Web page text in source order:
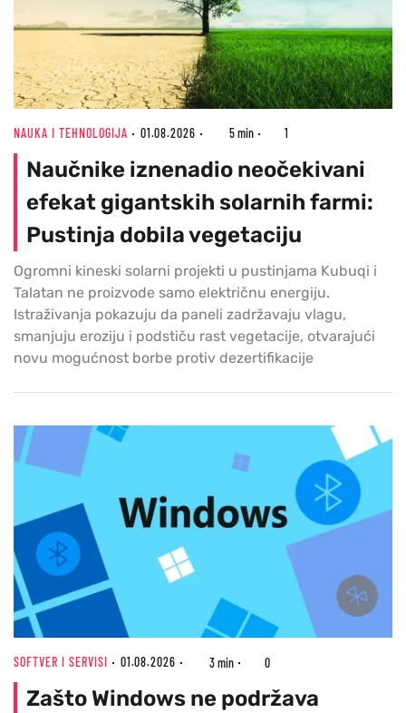
NAUKA I TEHNOLOGIJA 01.08.2026 5 min 1
Naučnike iznenadio neočekivani
efekat gigantskih solarnih farmi:
Pustinja dobila vegetaciju
Ogromni kineski solarni projekti u pustinjama Kubuqi i
Talatan ne proizvode samo električnu energiju.
Istraživanja pokazuju da paneli zadržavaju vlagu,
smanjuju eroziju i podstiču rast vegetacije, otvarajući
novu mogućnost borbe protiv dezertifikacije
SOFTVER I SERVISI 01.08.2026 3 min 0
Zašto Windows ne podržava